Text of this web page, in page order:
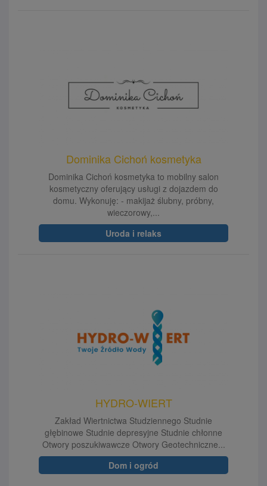
Dominika Cichoń kosmetyka
Dominika Cichoń kosmetyka to mobilny salon
kosmetyczny oferujący usługi z dojazdem do
domu. Wykonuję: - makijaż ślubny, próbny,
wieczorowy,...
Uroda i relaks
HYDRO-WIERT
Zakład Wiertnictwa Studziennego Studnie
głębinowe Studnie depresyjne Studnie chłonne
Otwory poszukiwawcze Otwory Geotechniczne...
Dom i ogród